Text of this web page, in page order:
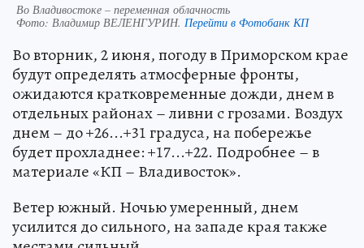
Во Владивостоке – переменная облачность
Фото: Владимир ВЕЛЕНГУРИН. Перейти в Фотобанк КП
Во вторник, 2 июня, погоду в Приморском крае
будут определять атмосферные фронты,
ожидаются кратковременные дожди, днем в
отдельных районах – ливни с грозами. Воздух
днем – до +26...+31 градуса, на побережье
будет прохладнее: +17...+22. Подробнее – в
материале «КП – Владивосток».
Ветер южный. Ночью умеренный, днем
усилится до сильного, на западе края также